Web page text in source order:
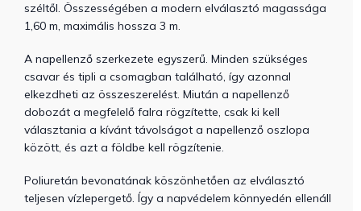
széltől. Összességében a modern elválasztó magassága
1,60 m, maximális hossza 3 m.
A napellenző szerkezete egyszerű. Minden szükséges
csavar és tipli a csomagban található, így azonnal
elkezdheti az összeszerelést. Miután a napellenző
dobozát a megfelelő falra rögzítette, csak ki kell
választania a kívánt távolságot a napellenző oszlopa
között, és azt a földbe kell rögzítenie.
Poliuretán bevonatának köszönhetően az elválasztó
teljesen vízlepergető. Így a napvédelem könnyedén ellenáll